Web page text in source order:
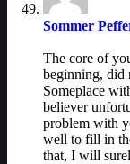
Sommer
The core of
beginning, did
Someplace
believer
problem with
well to fill in
that, I will